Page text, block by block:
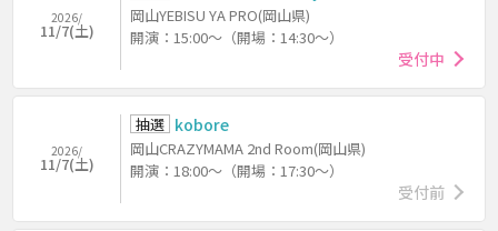
2026/
11/7(土)
岡山YEBISU YA PRO(岡山県)
開演：15:00～（開場：14:30～）
受付中
2026/
11/7(土)
抽選 kobore
岡山CRAZYMAMA 2nd Room(岡山県)
開演：18:00～（開場：17:30～）
受付前